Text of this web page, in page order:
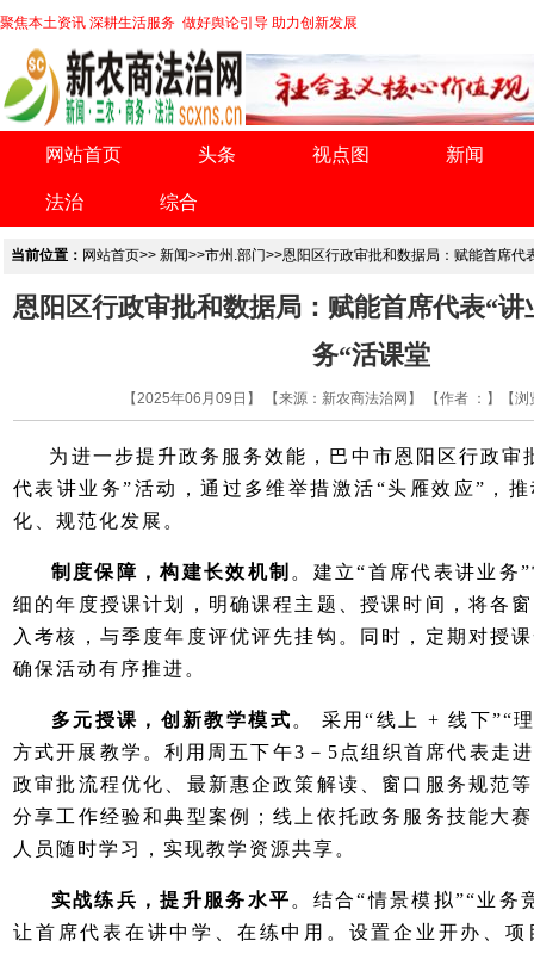
聚焦本土资讯 深耕生活服务 做好舆论引导 助力创新发展
网站首页 头条 视点图 新闻
法治 综合
当前位置： 网站首页>> 新闻>>市州.部门>>恩阳区行政审批和数据局：赋能首席代
恩阳区行政审批和数据局：赋能首席代表“讲
务“活课堂
【2025年06月09日】 【来源：新农商法治网】 【作者 ：】【浏
为进一步提升政务服务效能，巴中市恩阳区行政审
代表讲业务”活动，通过多维举措激活“头雁效应”，
化、规范化发展。
制度保障，构建长效机制 。建立“首席代表讲业务
细的年度授课计划，明确课程主题、授课时间，将各
入考核，与季度年度评优评先挂钩。同时，定期对授
确保活动有序推进。
多元授课，创新教学模式 。 采用“线上 + 线下”“
方式开展教学。利用周五下午3－5点组织首席代表走
政审批流程优化、最新惠企政策解读、窗口服务规范
分享工作经验和典型案例；线上依托政务服务技能大
人员随时学习，实现教学资源共享。
实战练兵，提升服务水平 。结合“情景模拟”“业务
让首席代表在讲中学、在练中用。设置企业开办、